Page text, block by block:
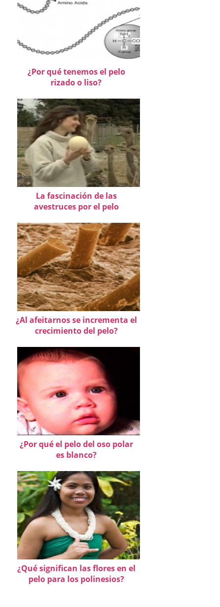
¿Por qué tenemos el pelo
rizado o liso?
La fascinación de las
avestruces por el pelo
¿Al afeitarnos se incrementa el
crecimiento del pelo?
¿Por qué el pelo del oso polar
es blanco?
¿Qué significan las flores en el
pelo para los polinesios?